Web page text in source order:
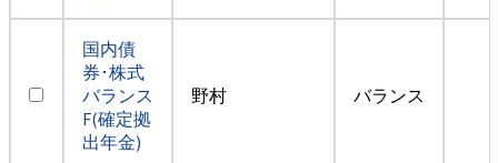
国内債
券･株式
バランス
F(確定拠
出年金)
野村 バランス